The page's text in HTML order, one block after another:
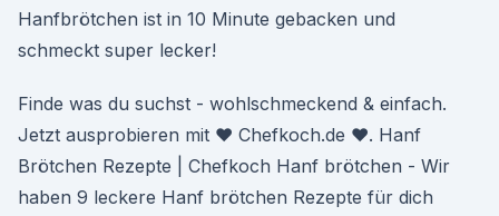
Hanfbrötchen ist in 10 Minute gebacken und
schmeckt super lecker!
Finde was du suchst - wohlschmeckend & einfach.
Jetzt ausprobieren mit ♥ Chefkoch.de ♥. Hanf
Brötchen Rezepte | Chefkoch Hanf brötchen - Wir
haben 9 leckere Hanf brötchen Rezepte für dich